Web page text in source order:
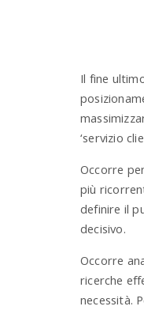
Il fine
‘servizio
Occorre
più
definire il
decisivo.
Occorre
ricerche
necessità.